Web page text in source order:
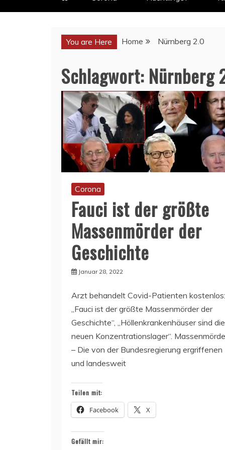
You are Here Home Nürnberg 2.0
Schlagwort: Nürnberg
Corona
Fauci ist der größte
Massenmörder der
Geschichte
Januar 28, 2022
Arzt behandelt Covid-Patienten kostenlos:
„Fauci ist der größte Massenmörder der
Geschichte“, „Höllenkrankenhäuser sind die
neuen Konzentrationslager“.
– Die von der Bundesregierung ergriffenen
und landesweit
Teilen mit:
Facebook X
Gefällt mir: